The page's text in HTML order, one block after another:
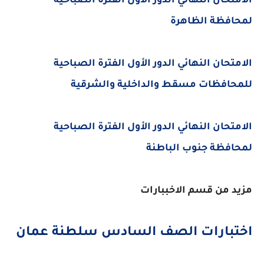
لمحافظة الظاهرة
الامتحان النهائي الدور الأول الفترة الصباحية
للمحافظات مسقط والداخلية والشرقية
الامتحان النهائي الدور الأول الفترة الصباحية
لمحافظة جنوب الباطنة
مزيد من قسم الاخببارات
اختبارات الصف السادس سلطنة عمان